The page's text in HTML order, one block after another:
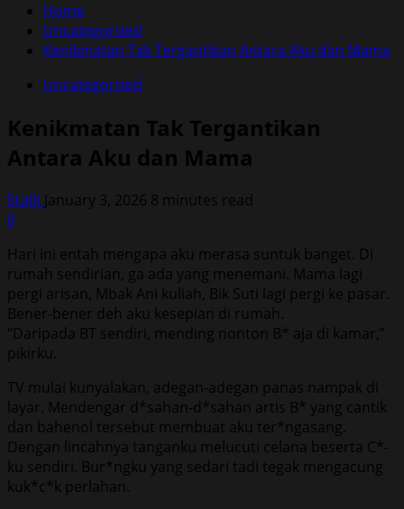
Home
Uncategorized
Kenikmatan Tak Tergantikan Antara Aku dan Mama
Uncategorized
Kenikmatan Tak Tergantikan
Antara Aku dan Mama
5ta0j January 3, 2026 8 minutes read
0
Hari ini entah mengapa aku merasa suntuk banget. Di
rumah sendirian, ga ada yang menemani. Mama lagi
pergi arisan, Mbak Ani kuliah, Bik Suti lagi pergi ke pasar.
Bener-bener deh aku kesepian di rumah.
“Daripada BT sendiri, mending nonton B* aja di kamar,”
pikirku.
TV mulai kunyalakan, adegan-adegan panas nampak di
layar. Mendengar d*sahan-d*sahan artis B* yang cantik
dan bahenol tersebut membuat aku ter*ngasang.
Dengan lincahnya tanganku melucuti celana beserta C*-
ku sendiri. Bur*ngku yang sedari tadi tegak mengacung
kuk*c*k perlahan.